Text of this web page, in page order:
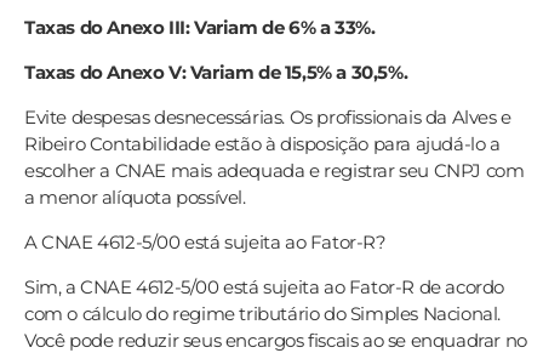
Taxas do Anexo III: Variam de 6% a 33%.
Taxas do Anexo V: Variam de 15,5% a 30,5%.
Evite despesas desnecessárias. Os profissionais da Alves e
Ribeiro Contabilidade estão à disposição para ajudá-lo a
escolher a CNAE mais adequada e registrar seu CNPJ com
a menor alíquota possível.
A CNAE 4612-5/00 está sujeita ao Fator-R?
Sim, a CNAE 4612-5/00 está sujeita ao Fator-R de acordo
com o cálculo do regime tributário do Simples Nacional.
Você pode reduzir seus encargos fiscais ao se enquadrar no